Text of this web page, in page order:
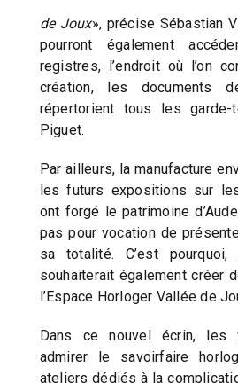
de Joux», précise Sébastian
pourront également
registres, l’endroit où l’on
création, les documents
répertorient tous les garde-
Piguet.
Par ailleurs, la manufacture
les futurs expositions sur
ont forgé le patrimoine
pas pour vocation de
sa totalité. C’est pourquoi,
souhaiterait également créer
l’Espace Horloger Vallée de
Dans ce nouvel écrin, les
admirer le savoirfaire
ateliers dédiés à la